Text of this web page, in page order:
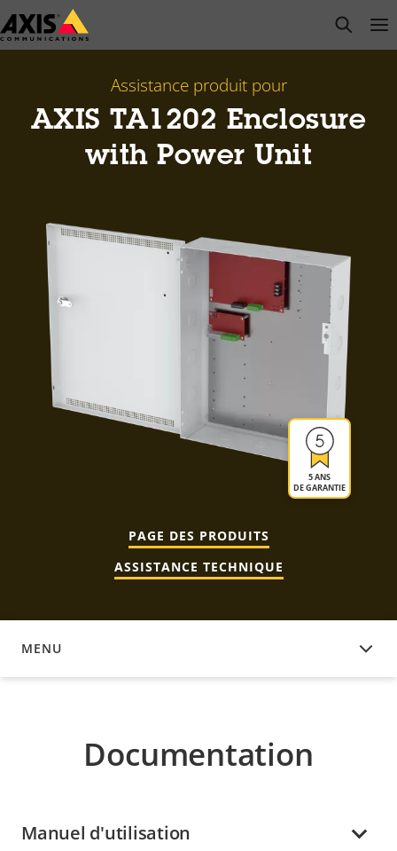
Passer
au
open
Assistance produit pour
AXIS TA1202 Enclosure
with Power Unit
5 ANS
DE GARANTIE
PAGE DES PRODUITS
ASSISTANCE TECHNIQUE
MENU
DOCUMENTATION
Documentation
Manuel d'utilisation